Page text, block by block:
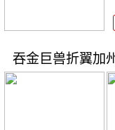
吞金巨兽折翼加